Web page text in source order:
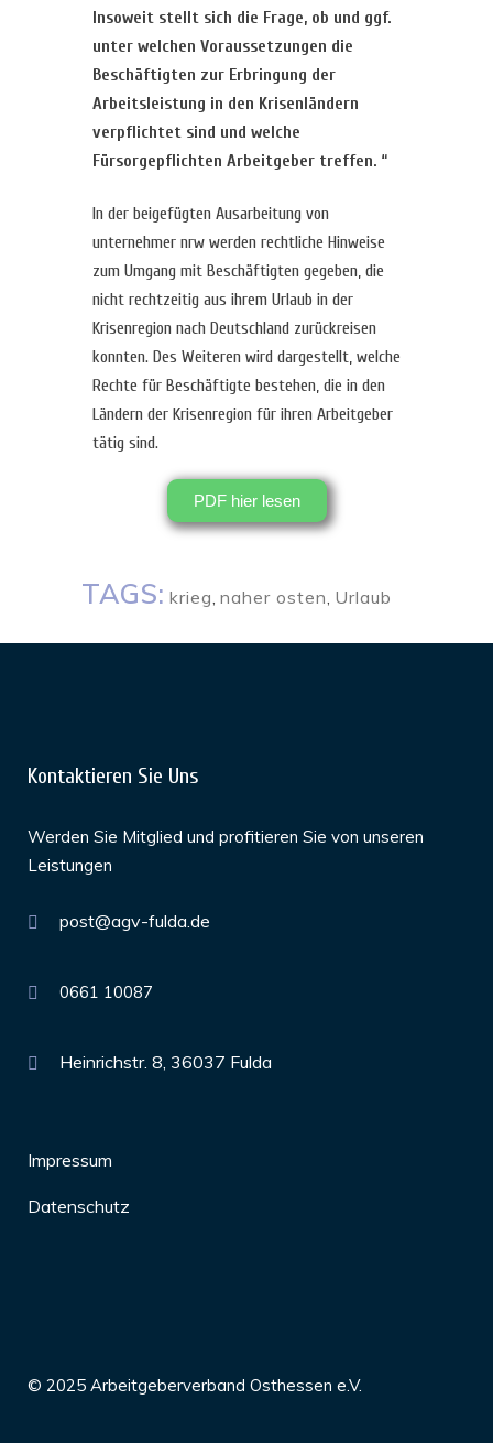
Insoweit stellt sich die Frage, ob und ggf.
unter welchen Voraussetzungen die
Beschäftigten zur Erbringung der
Arbeitsleistung in den Krisenländern
verpflichtet sind und welche
Fürsorgepflichten Arbeitgeber treffen. “
In der beigefügten Ausarbeitung von
unternehmer nrw werden rechtliche Hinweise
zum Umgang mit Beschäftigten gegeben, die
nicht rechtzeitig aus ihrem Urlaub in der
Krisenregion nach Deutschland zurückreisen
konnten. Des Weiteren wird dargestellt, welche
Rechte für Beschäftigte bestehen, die in den
Ländern der Krisenregion für ihren Arbeitgeber
tätig sind.
PDF hier lesen
TAGS: krieg, naher osten, Urlaub
Kontaktieren Sie Uns
Werden Sie Mitglied und profitieren Sie von unseren
Leistungen
post@agv-fulda.de
0661 10087
Heinrichstr. 8, 36037 Fulda
Impressum
Datenschutz
© 2025 Arbeitgeberverband Osthessen e.V.